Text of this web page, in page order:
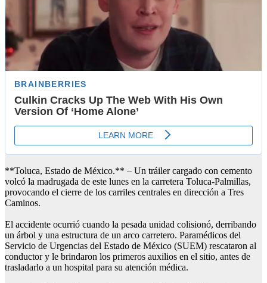
**Toluca, Estado de México.** – Un tráiler cargado con cemento
volcó la madrugada de este lunes en la carretera Toluca-Palmillas,
provocando el cierre de los carriles centrales en dirección a Tres
Caminos.
El accidente ocurrió cuando la pesada unidad colisionó, derribando
un árbol y una estructura de un arco carretero. Paramédicos del
Servicio de Urgencias del Estado de México (SUEM) rescataron al
conductor y le brindaron los primeros auxilios en el sitio, antes de
trasladarlo a un hospital para su atención médica.